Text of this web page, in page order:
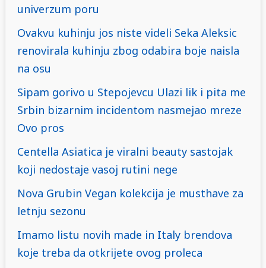
univerzum poru
Ovakvu kuhinju jos niste videli Seka Aleksic
renovirala kuhinju zbog odabira boje naisla
na osu
Sipam gorivo u Stepojevcu Ulazi lik i pita me
Srbin bizarnim incidentom nasmejao mreze
Ovo pros
Centella Asiatica je viralni beauty sastojak
koji nedostaje vasoj rutini nege
Nova Grubin Vegan kolekcija je musthave za
letnju sezonu
Imamo listu novih made in Italy brendova
koje treba da otkrijete ovog proleca